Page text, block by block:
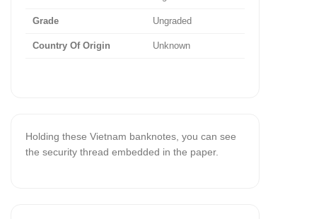
Grade Ungraded
Country Of Origin Unknown
Holding these Vietnam banknotes, you can see
the security thread embedded in the paper.